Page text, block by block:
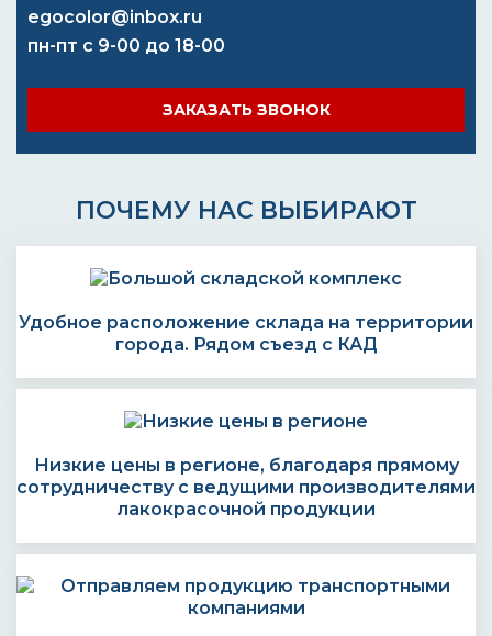
egocolor@inbox.ru
пн-пт с 9-00 до 18-00
ЗАКАЗАТЬ ЗВОНОК
ПОЧЕМУ НАС ВЫБИРАЮТ
Удобное расположение склада на территории
города. Рядом съезд с КАД
Низкие цены в регионе, благодаря прямому
сотрудничеству с ведущими производителями
лакокрасочной продукции